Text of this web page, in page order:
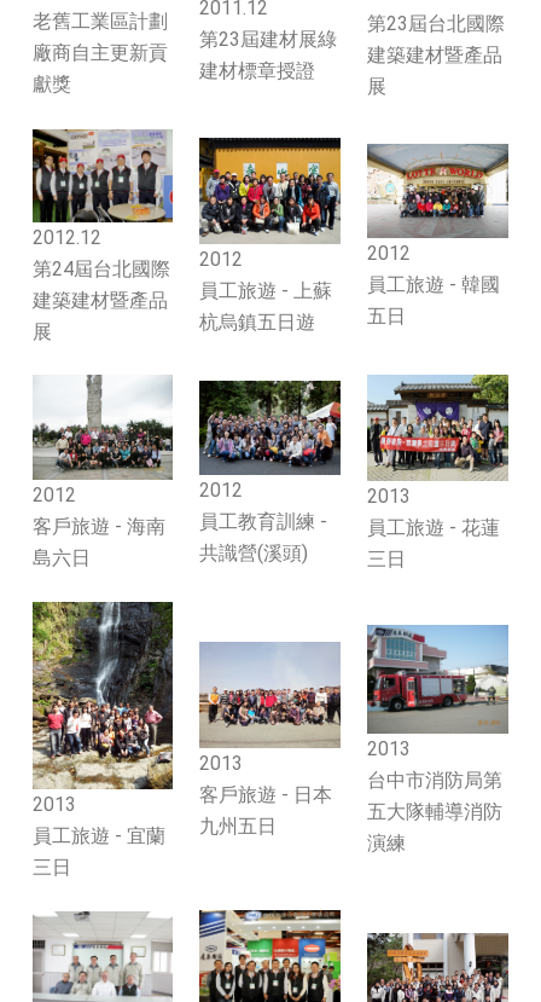
老舊工業區計劃
廠商自主更新貢
獻獎
2011.12
第23屆建材展綠
建材標章授證
第23屆台北國際
建築建材暨產品
展
2012.12
第24屆台北國際
建築建材暨產品
展
2012
員工旅遊 - 上蘇
杭烏鎮五日遊
2012
員工旅遊 - 韓國
五日
2012
客戶旅遊 - 海南
島六日
2012
員工教育訓練 -
共識營(溪頭)
2013
員工旅遊 - 花蓮
三日
2013
員工旅遊 - 宜蘭
三日
2013
客戶旅遊 - 日本
九州五日
2013
台中市消防局第
五大隊輔導消防
演練